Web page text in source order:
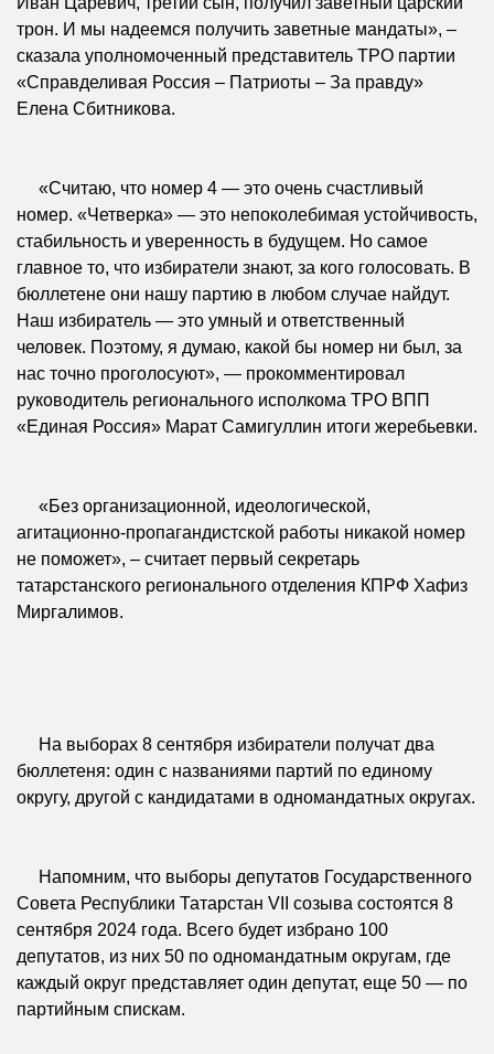
трон. И мы надеемся получить заветные мандаты», –
сказала уполномоченный представитель ТРО партии
«Справделивая Россия – Патриоты – За правду»
Елена Сбитникова.
«Считаю, что номер 4 — это очень счастливый
номер. «Четверка» — это непоколебимая устойчивость,
стабильность и уверенность в будущем. Но самое
главное то, что избиратели знают, за кого голосовать. В
бюллетене они нашу партию в любом случае найдут.
Наш избиратель — это умный и ответственный
человек. Поэтому, я думаю, какой бы номер ни был, за
нас точно проголосуют», — прокомментировал
руководитель регионального исполкома ТРО ВПП
«Единая Россия» Марат Самигуллин итоги жеребьевки.
«Без организационной, идеологической,
агитационно-пропагандистской работы никакой номер
не поможет», – считает первый секретарь
татарстанского регионального отделения КПРФ Хафиз
Миргалимов.
На выборах 8 сентября избиратели получат два
бюллетеня: один с названиями партий по единому
округу, другой с кандидатами в одномандатных округах.
Напомним, что выборы депутатов Государственного
Совета Республики Татарстан VII созыва состоятся 8
сентября 2024 года. Всего будет избрано 100
депутатов, из них 50 по одномандатным округам, где
каждый округ представляет один депутат, еще 50 — по
партийным спискам.